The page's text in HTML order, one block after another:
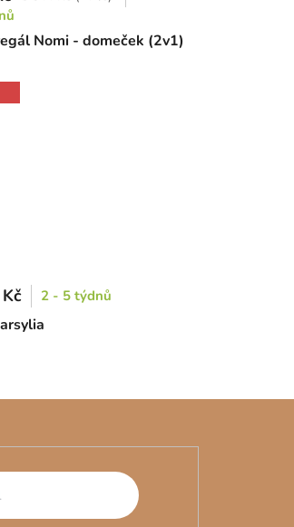
Nomi - domeček (2v1)
2 - 5 týdnů